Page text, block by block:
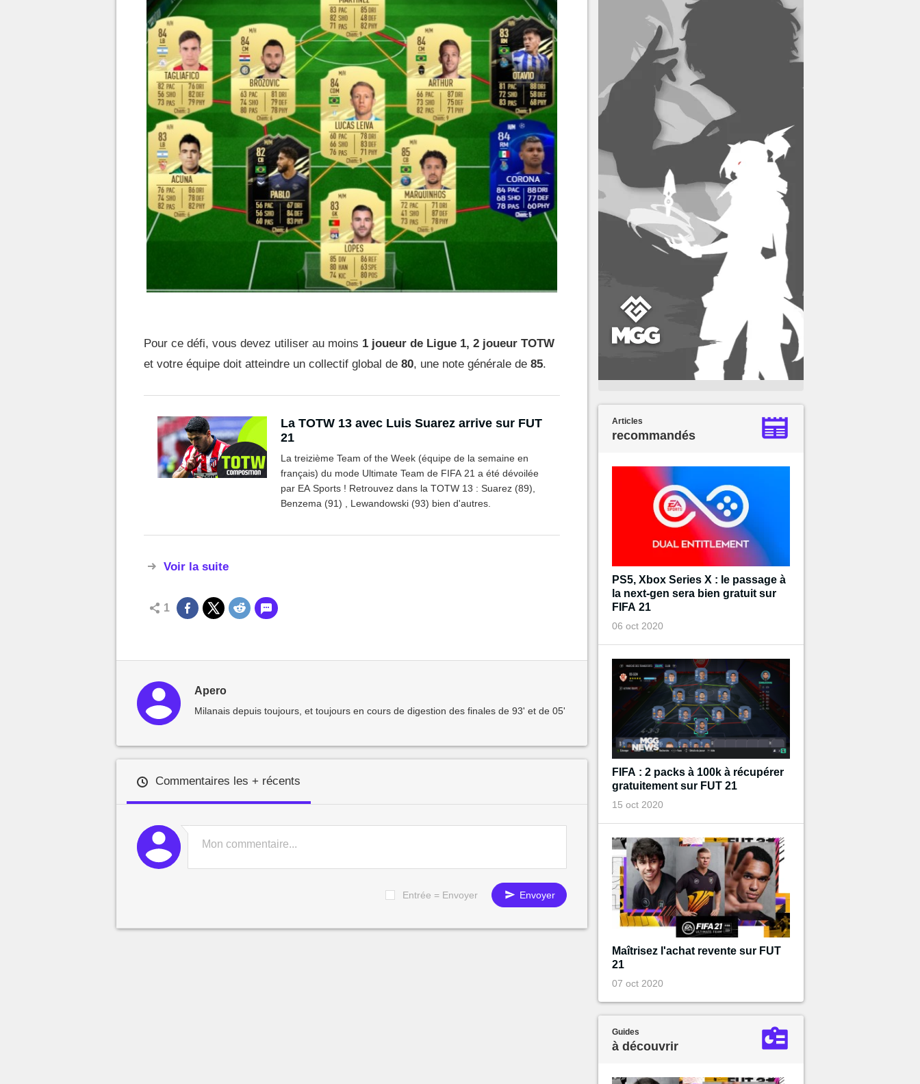
Pour ce défi, vous devez utiliser au moins 1 joueur de Ligue 1, 2 joueur TOTW
et votre équipe doit atteindre un collectif global de 80, une note générale de 85.
La TOTW 13 avec Luis Suarez arrive sur FUT
21
La treizième Team of the Week (équipe de la semaine en
français) du mode Ultimate Team de FIFA 21 a été dévoilée
par EA Sports ! Retrouvez dans la TOTW 13 : Suarez (89),
Benzema (91) , Lewandowski (93) bien d'autres.
Voir la suite
1
Apero
Milanais depuis toujours, et toujours en cours de digestion des finales de 93' et de 05'
Commentaires les + récents
Entrée = Envoyer Envoyer
Articles
recommandés
PS5, Xbox Series X : le passage à
la next-gen sera bien gratuit sur
FIFA 21
06 oct 2020
FIFA : 2 packs à 100k à récupérer
gratuitement sur FUT 21
15 oct 2020
Maîtrisez l'achat revente sur FUT
21
07 oct 2020
Guides
à découvrir